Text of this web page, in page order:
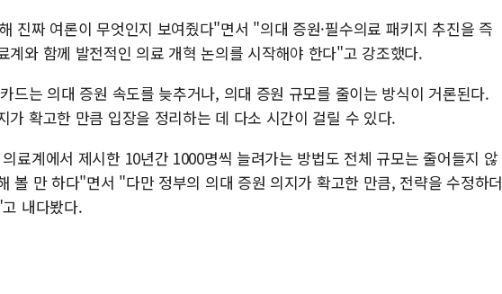
진짜 여론이 무엇인지 보여줬다"면서 "의대 증원·필수의료 패키지 추진을 즉
계와 함께 발전적인 의료 개혁 논의를 시작해야 한다"고 강조했다.
드는 의대 증원 속도를 늦추거나, 의대 증원 규모를 줄이는 방식이 거론된다.
가 확고한 만큼 입장을 정리하는 데 다소 시간이 걸릴 수 있다.
료계에서 제시한 10년간 1000명씩 늘려가는 방법도 전체 규모는 줄어들지 않
볼 만 하다"면서 "다만 정부의 의대 증원 의지가 확고한 만큼, 전략을 수정하더
고 내다봤다.